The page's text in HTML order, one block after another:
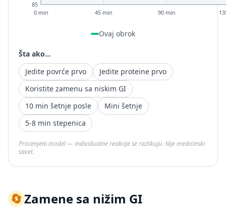
85
0 min 45 min 90 min
Ovaj obrok
Šta ako...
Jedite povrće prvo
Jedite proteine prvo
Koristite zamenu sa niskim GI
10 min šetnje posle
Mini šetnje
5-8 min stepenica
Procenjeni model — individualne reakcije se razlikuju. Nije medicinski
savet.
🔄Zamene sa nižim GI